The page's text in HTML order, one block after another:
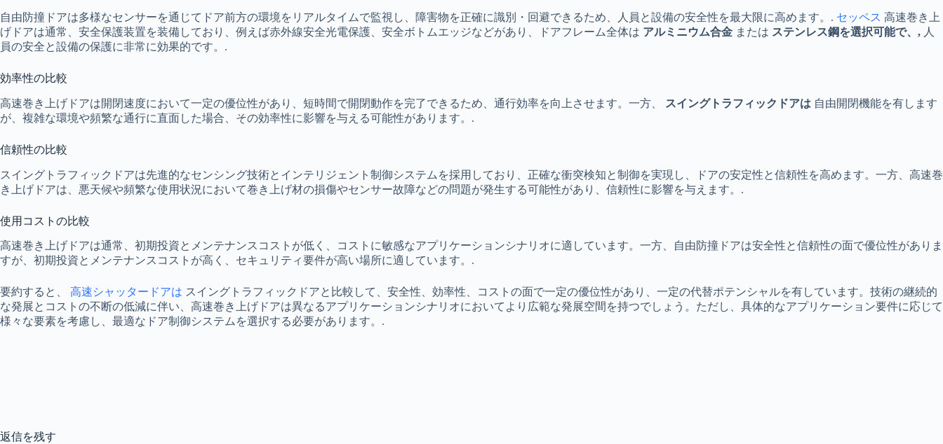
自由防撞ドアは多様なセンサーを通じてドア前方の環境をリアルタイムで監視し、障害物を正確に識別・回避できるため、人員と設備の安全性を最大限に高めます。. セッペス 高速巻き上
げドアは通常、安全保護装置を装備しており、例えば赤外線安全光電保護、安全ボトムエッジなどがあり、ドアフレーム全体は アルミニウム合金 または ステンレス鋼を選択可能で、, 人
員の安全と設備の保護に非常に効果的です。.
効率性の比較
高速巻き上げドアは開閉速度において一定の優位性があり、短時間で開閉動作を完了できるため、通行効率を向上させます。一方、 スイングトラフィックドアは 自由開閉機能を有します
が、複雑な環境や頻繁な通行に直面した場合、その効率性に影響を与える可能性があります。.
信頼性の比較
スイングトラフィックドアは先進的なセンシング技術とインテリジェント制御システムを採用しており、正確な衝突検知と制御を実現し、ドアの安定性と信頼性を高めます。一方、高速巻
き上げドアは、悪天候や頻繁な使用状況において巻き上げ材の損傷やセンサー故障などの問題が発生する可能性があり、信頼性に影響を与えます。.
使用コストの比較
高速巻き上げドアは通常、初期投資とメンテナンスコストが低く、コストに敏感なアプリケーションシナリオに適しています。一方、自由防撞ドアは安全性と信頼性の面で優位性がありま
すが、初期投資とメンテナンスコストが高く、セキュリティ要件が高い場所に適しています。.
要約すると、 高速シャッタードアは スイングトラフィックドアと比較して、安全性、効率性、コストの面で一定の優位性があり、一定の代替ポテンシャルを有しています。技術の継続的
な発展とコストの不断の低減に伴い、高速巻き上げドアは異なるアプリケーションシナリオにおいてより広範な発展空間を持つでしょう。ただし、具体的なアプリケーション要件に応じて
様々な要素を考慮し、最適なドア制御システムを選択する必要があります。.
返信を残す